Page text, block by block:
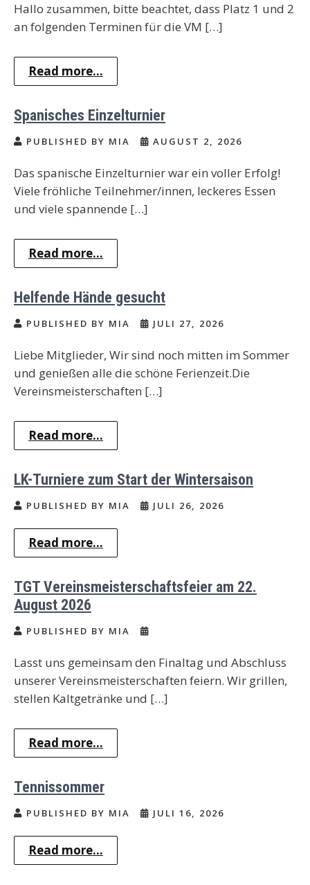
Hallo zusammen, bitte beachtet, dass Platz 1 und 2
an folgenden Terminen für die VM […]
Read more...
Spanisches Einzelturnier
PUBLISHED BY MIA AUGUST 2, 2026
Das spanische Einzelturnier war ein voller Erfolg!
Viele fröhliche Teilnehmer/innen, leckeres Essen
und viele spannende […]
Read more...
Helfende Hände gesucht
PUBLISHED BY MIA JULI 27, 2026
Liebe Mitglieder, Wir sind noch mitten im Sommer
und genießen alle die schöne Ferienzeit.Die
Vereinsmeisterschaften […]
Read more...
LK-Turniere zum Start der Wintersaison
PUBLISHED BY MIA JULI 26, 2026
Read more...
TGT Vereinsmeisterschaftsfeier am 22.
August 2026
PUBLISHED BY MIA
Lasst uns gemeinsam den Finaltag und Abschluss
unserer Vereinsmeisterschaften feiern. Wir grillen,
stellen Kaltgetränke und […]
Read more...
Tennissommer
PUBLISHED BY MIA JULI 16, 2026
Read more...